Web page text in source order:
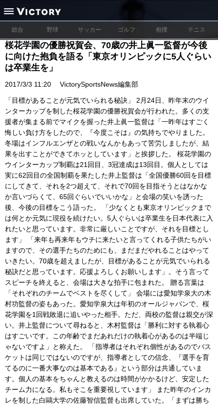
総合 野球 サッカー ゴルフ 相撲 テニス
桜花学園の優勝祝賀会、70歳の井上眞一監督が今後
に向けた抱負を語る「東京オリンピックに5人ぐらい
は卒業生を」
2017/3/3 11:20 VictorySportsNews編集部
「目標があることが元気でいられる秘訣」 2月24日、昨年末のウイ
ンターカップを制した桜花学園の優勝祝賀会が行われた。多くの支
援者が集まる前でマイクを握った井上眞一監督は「一昨年はすごく
悔しい負け方をしたので、『今度こそは』の気持ちでやりました。
冬場はインフルエンザとの戦いなんかもあって苦労しましたが、結
果を出すことができてホッとしています」と挨拶した。 桜花学園の
ウインターカップ制覇は21回目、3冠達成は13回目。個人としては
実に62回目の全国制覇を果たした井上監督は「全国優勝60回を目標
にしてきて、それを2つ超えて、それで70回を目指そうとはなかな
か言いづらくて、65回ぐらいでいいかな」と会場の笑いを誘った
後、今後の目標をこう語った。 「少なくとも東京オリンピックまで
は何とか元気に現役を続けたい。5人ぐらいは卒業生を日本代表に入
れたいと思っています。非常に厳しいことですが、それを目標とし
ます」 「来年も再来年もウチに来たいと言ってくれる子供たちがい
ますので、その選手たちのためにも、まだまだやれることはやって
いきたい。70歳を超えましたが、目標があることが元気でいられる
秘訣だと思っています。応援よろしくお願いします」。そう言って
スピーチを終えると、会場は大きな拍手に包まれた。 贈る言葉は
「それぞれのチームでベストを尽くして」 会場には愛知学泉大の木
村功監督の姿もあった。愛知学泉大は年初のオールジャパンで、桜
花学園を1回戦敗退に追いやった相手。ただ、両校の監督は親交が深
い。井上監督について尋ねると、木村監督は「勝利に対する執着心
はすごいです。この年齢でまだあれだけの執着心があるのは半端じ
ゃないですよ」と称えた。 「指導者はそれぞれ個性があるのでバス
ケットは同じではないのですが、指導者としての信念、『選手を育
てるのに一番大事なのは基本である』という部分は共通していま
す。個人の基本をちゃんと教えるのは時間がかかるけど、安定した
チーム力になる。私もそこを重要視しています」 また昨年のインカ
レを制した白鷗大学の佐藤智信監督も出席していた。「まずは勝ち